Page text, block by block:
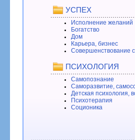
УСПЕХ
Исполнение желаний
Богатство
Дом
Карьера, бизнес
Совершенствование
ПСИХОЛОГИЯ
Самопознание
Саморазвитие,
Детская психология,
Психотерапия
Соционика